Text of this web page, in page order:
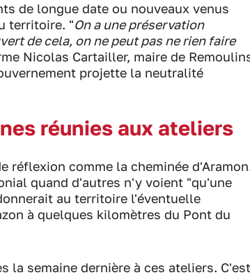
de longue date ou nouveaux venus
territoire. "On a une préservation
de cela, on ne peut pas ne rien faire
Nicolas Cartailler, maire de
projette la neutralité
réunies aux ateliers
réflexion comme la cheminée
quand d'autres n'y voient "qu'une
au territoire l'éventuelle
à quelques kilomètres du Pont du
la semaine dernière à ces ateliers. C'est